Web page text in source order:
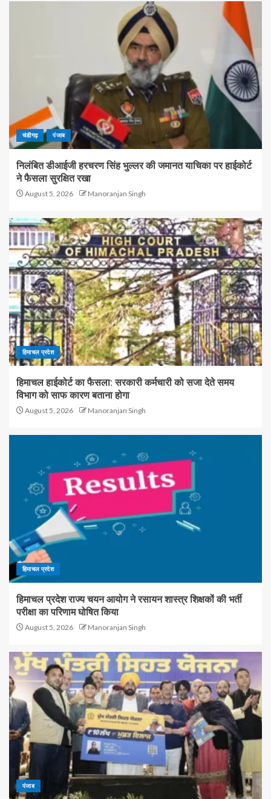
चंडीगढ़ पंजाब
निलंबित डीआईजी हरचरण सिंह भुल्लर की जमानत याचिका पर हाईकोर्ट
ने फैसला सुरक्षित रखा
August 5, 2026 Manoranjan Singh
हिमाचल प्रदेश
हिमाचल हाईकोर्ट का फैसला: सरकारी कर्मचारी को सजा देते समय
विभाग को साफ कारण बताना होगा
August 5, 2026 Manoranjan Singh
हिमाचल प्रदेश
हिमाचल प्रदेश राज्य चयन आयोग ने रसायन शास्त्र शिक्षकों की भर्ती
परीक्षा का परिणाम घोषित किया
August 5, 2026 Manoranjan Singh
पंजाब